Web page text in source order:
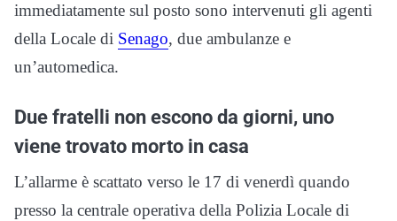
immediatamente sul posto sono intervenuti gli agenti
della Locale di Senago, due ambulanze e
un’automedica.
Due fratelli non escono da giorni, uno
viene trovato morto in casa
L’allarme è scattato verso le 17 di venerdì quando
presso la centrale operativa della Polizia Locale di